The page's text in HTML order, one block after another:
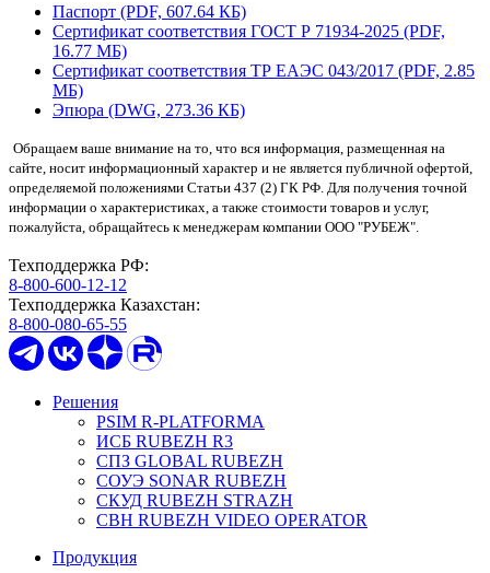
Паспорт (PDF, 607.64 КБ)
Сертификат соответствия ГОСТ Р 71934-2025 (PDF,
16.77 МБ)
Сертификат соответствия ТР ЕАЭС 043/2017 (PDF, 2.85
МБ)
Эпюра (DWG, 273.36 КБ)
Обращаем ваше внимание на то, что вся информация, размещенная на
сайте, носит информационный характер и не является публичной офертой,
определяемой положениями Статьи 437 (2) ГК РФ. Для получения точной
информации о характеристиках, а также стоимости товаров и услуг,
пожалуйста, обращайтесь к менеджерам компании ООО "РУБЕЖ".
Техподдержка РФ:
8-800-600-12-12
Техподдержка Казахстан:
8-800-080-65-55
Решения
PSIM R-PLATFORMA
ИСБ RUBEZH R3
СПЗ GLOBAL RUBEZH
СОУЭ SONAR RUBEZH
СКУД RUBEZH STRAZH
СВН RUBEZH VIDEO OPERATOR
Продукция